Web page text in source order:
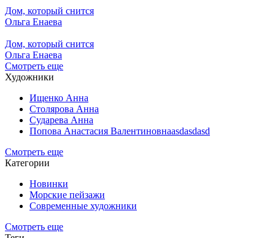
Дом, который снится
Ольга Енаева
Дом, который снится
Ольга Енаева
Смотреть еще
Художники
Ищенко Анна
Столярова Анна
Сударева Анна
Попова Анастасия Валентиновнаasdasdasd
Смотреть еще
Категории
Новинки
Морские пейзажи
Современные художники
Смотреть еще